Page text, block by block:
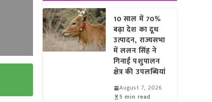
10 साल में 70%
बढ़ा देश का दूध
उत्पादन, राज्यसभा
में ललन सिंह ने
गिनाईं पशुपालन
क्षेत्र की उपलब्धियां
August 7, 2026
5 min read